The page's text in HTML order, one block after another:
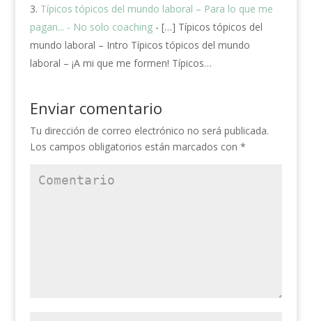
Típicos tópicos del mundo laboral – Para lo que me
pagan... - No solo coaching- […] Típicos tópicos del
mundo laboral – Intro Típicos tópicos del mundo
laboral – ¡A mi que me formen! Típicos…
Enviar comentario
Tu dirección de correo electrónico no será publicada.
Los campos obligatorios están marcados con *